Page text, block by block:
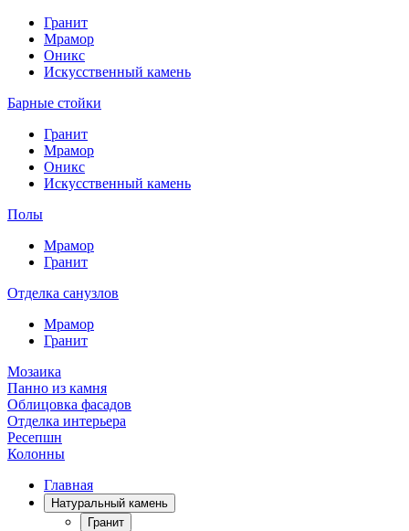
Гранит
Мрамор
Оникс
Искусственный камень
Барные стойки
Гранит
Мрамор
Оникс
Искусственный камень
Полы
Мрамор
Гранит
Отделка санузлов
Мрамор
Гранит
Мозаика
Панно из камня
Облицовка фасадов
Отделка интерьера
Ресепшн
Колонны
Главная
Натуральный камень
Гранит